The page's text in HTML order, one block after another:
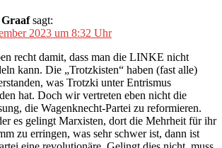
sagt:
2023 um 8:32 Uhr
recht damit, dass man die LINKE nicht
kann. Die „Trotzkisten“ haben (fast alle)
was Trotzki unter Entrismus
hat. Doch wir vertreten eben nicht die
die Wagenknecht-Partei zu reformieren.
es gelingt Marxisten, dort die Mehrheit für ihr
zu erringen, was sehr schwer ist, dann ist